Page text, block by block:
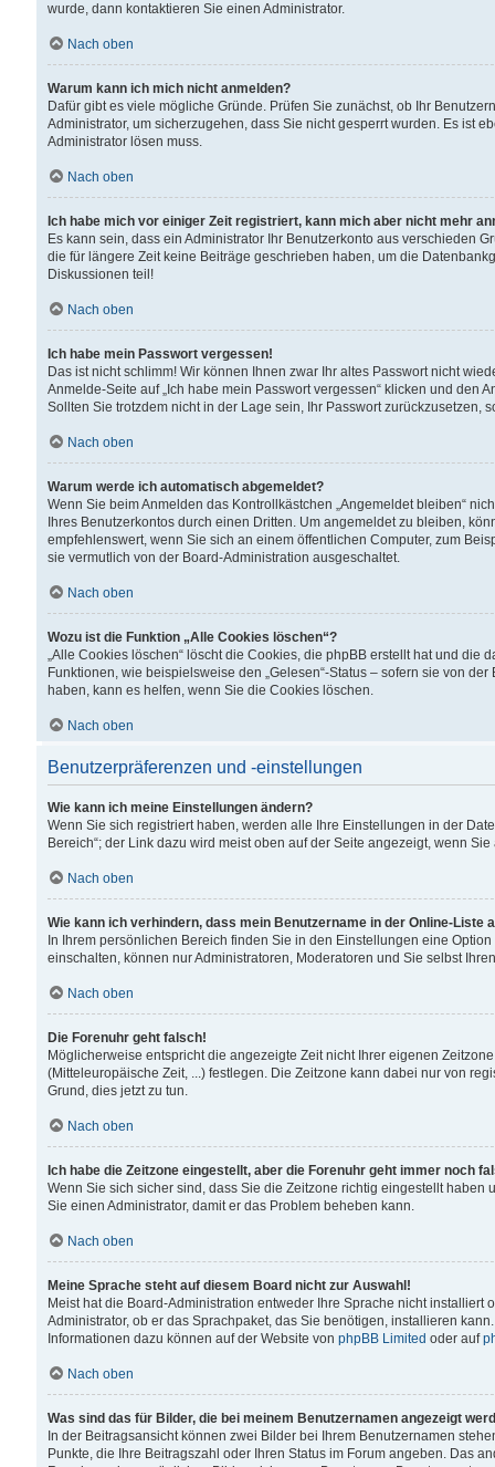
wurde, dann kontaktieren Sie einen Administrator.
Nach oben
Warum kann ich mich nicht anmelden?
Dafür gibt es viele mögliche Gründe. Prüfen Sie zunächst, ob Ihr
Administrator, um sicherzugehen, dass Sie nicht gesperrt wurden. Es ist
Administrator lösen muss.
Nach oben
Ich habe mich vor einiger Zeit registriert, kann mich aber nicht mehr
Es kann sein, dass ein Administrator Ihr Benutzerkonto aus verschieden
die für längere Zeit keine Beiträge geschrieben haben, um die
Diskussionen teil!
Nach oben
Ich habe mein Passwort vergessen!
Das ist nicht schlimm! Wir können Ihnen zwar Ihr altes Passwort nicht
Anmelde-Seite auf „Ich habe mein Passwort vergessen“ klicken und
Sollten Sie trotzdem nicht in der Lage sein, Ihr Passwort zurückzusetzen,
Nach oben
Warum werde ich automatisch abgemeldet?
Wenn Sie beim Anmelden das Kontrollkästchen „Angemeldet bleiben“
Ihres Benutzerkontos durch einen Dritten. Um angemeldet zu bleiben,
empfehlenswert, wenn Sie sich an einem öffentlichen Computer, zum
sie vermutlich von der Board-Administration ausgeschaltet.
Nach oben
Wozu ist die Funktion „Alle Cookies löschen“?
„Alle Cookies löschen“ löscht die Cookies, die phpBB erstellt hat und
Funktionen, wie beispielsweise den „Gelesen“-Status – sofern sie von
haben, kann es helfen, wenn Sie die Cookies löschen.
Nach oben
Benutzerpräferenzen und -einstellungen
Wie kann ich meine Einstellungen ändern?
Wenn Sie sich registriert haben, werden alle Ihre Einstellungen in der
Bereich“; der Link dazu wird meist oben auf der Seite angezeigt, wenn
Nach oben
Wie kann ich verhindern, dass mein Benutzername in der Online-Liste
In Ihrem persönlichen Bereich finden Sie in den Einstellungen eine
einschalten, können nur Administratoren, Moderatoren und Sie selbst
Nach oben
Die Forenuhr geht falsch!
Möglicherweise entspricht die angezeigte Zeit nicht Ihrer eigenen
(Mitteleuropäische Zeit, ...) festlegen. Die Zeitzone kann dabei nur von
Grund, dies jetzt zu tun.
Nach oben
Ich habe die Zeitzone eingestellt, aber die Forenuhr geht immer noch
Wenn Sie sich sicher sind, dass Sie die Zeitzone richtig eingestellt
Sie einen Administrator, damit er das Problem beheben kann.
Nach oben
Meine Sprache steht auf diesem Board nicht zur Auswahl!
Meist hat die Board-Administration entweder Ihre Sprache nicht
Administrator, ob er das Sprachpaket, das Sie benötigen, installieren
Informationen dazu können auf der Website von phpBB Limited oder auf
Nach oben
Was sind das für Bilder, die bei meinem Benutzernamen angezeigt
In der Beitragsansicht können zwei Bilder bei Ihrem Benutzernamen
Punkte, die Ihre Beitragszahl oder Ihren Status im Forum angeben. Das